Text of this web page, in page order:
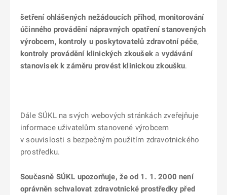
šetření ohlášených nežádoucích příhod,monitorování
účinného provádění nápravných opatření stanovených
výrobcem, kontroly u poskytovatelů zdravotní péče,
kontroly provádění klinických zkoušeka vydávání
stanovisek k záměru provést klinickou zkoušku.
Dále SÚKL na svých webových stránkách zveřejňuje
informace uživatelům stanovené výrobcem
v souvislosti s bezpečným použitím zdravotnického
prostředku.
Současně SÚKL upozorňuje, že od 1. 1. 2000 není
oprávněn schvalovat zdravotnické prostředky před